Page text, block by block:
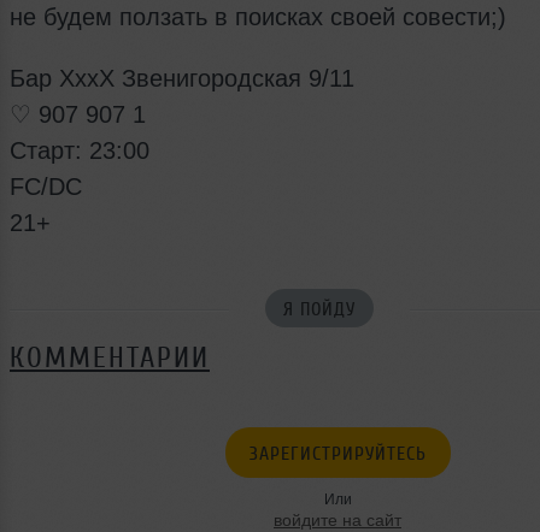
не будем ползать в поисках своей совести;)
Бар ХххХ Звенигородская 9/11
♡ 907 907 1
Старт: 23:00
FC/DC
21+
Я ПОЙДУ
КОММЕНТАРИИ
ЗАРЕГИСТРИРУЙТЕСЬ
Или
войдите на сайт